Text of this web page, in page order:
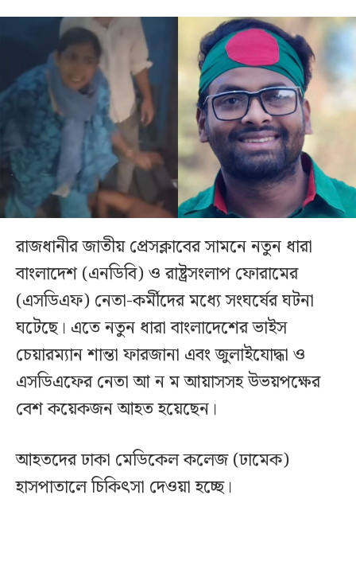
রাজধানীর জাতীয় প্রেসক্লাবের সামনে নতুন ধারা
বাংলাদেশ (এনডিবি) ও রাষ্ট্রসংলাপ ফোরামের
(এসডিএফ) নেতা-কর্মীদের মধ্যে সংঘর্ষের ঘটনা
ঘটেছে। এতে নতুন ধারা বাংলাদেশের ভাইস
চেয়ারম্যান শান্তা ফারজানা এবং জুলাইযোদ্ধা ও
এসডিএফের নেতা আ ন ম আয়াসসহ উভয়পক্ষের
বেশ কয়েকজন আহত হয়েছেন।
আহতদের ঢাকা মেডিকেল কলেজ (ঢামেক)
হাসপাতালে চিকিৎসা দেওয়া হচ্ছে।